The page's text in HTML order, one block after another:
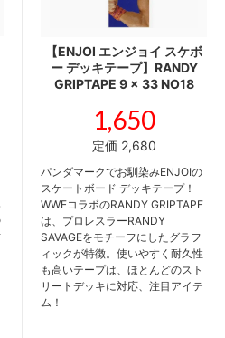
【ENJOI エンジョイ スケボ
ー デッキテープ】RANDY
GRIPTAPE 9 x 33 NO18
1,650
定価 2,680
パンダマークでお馴染みENJOIの
スケートボード デッキテープ！
WWEコラボのRANDY GRIPTAPE
は、プロレスラーRANDY
SAVAGEをモチーフにしたグラフ
ィックが特徴。使いやすく耐久性
も高いテープは、ほとんどのスト
リートデッキに対応、注目アイテ
ム！